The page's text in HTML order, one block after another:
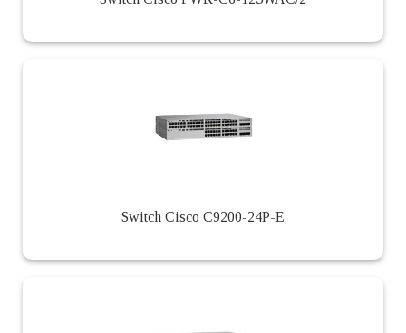
Switch Cisco C9200-24P-E